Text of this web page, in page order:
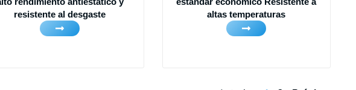
resistente al desgaste
altas temperaturas